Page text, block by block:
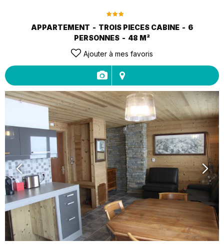
APPARTEMENT TROIS PIECES CABINE
6
PERSONNES
48 M²
Ajouter à mes favoris